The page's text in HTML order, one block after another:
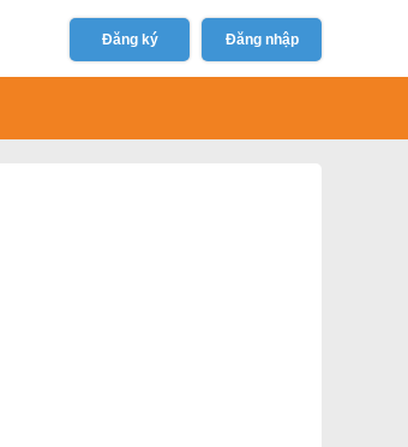
Đăng ký Đăng nhập